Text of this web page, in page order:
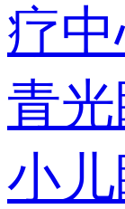
疗
青
小